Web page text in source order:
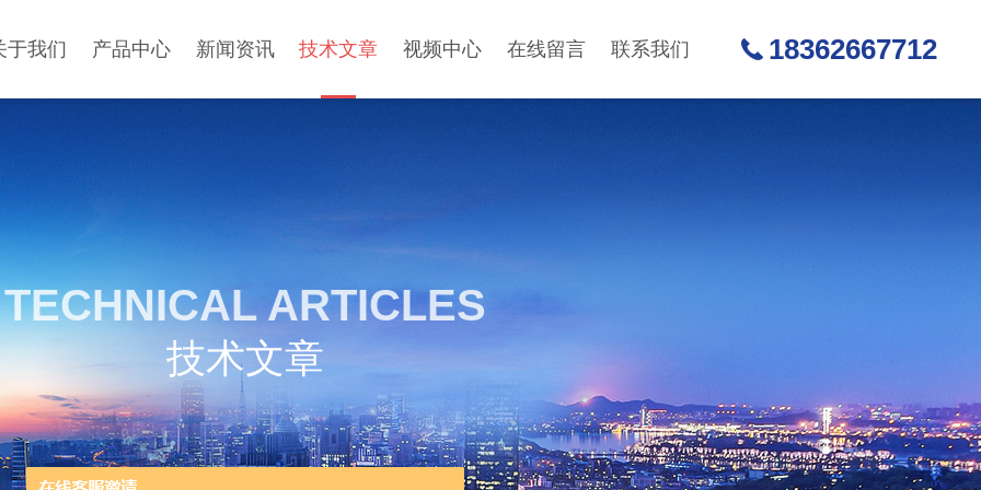
于我们 产品中心 新闻资讯 技术文章 视频中心 在线留言 联系我们 18362667712
TECHNICAL ARTICLES
技术文章